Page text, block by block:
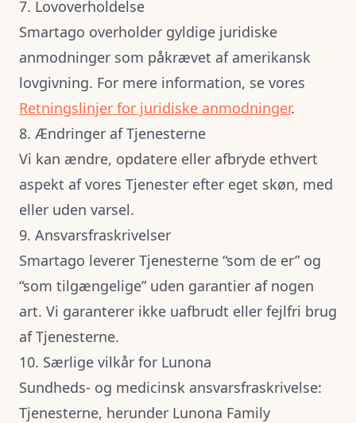
7. Lovoverholdelse
Smartago overholder gyldige juridiske
anmodninger som påkrævet af amerikansk
lovgivning. For mere information, se vores
Retningslinjer for juridiske anmodninger.
8. Ændringer af Tjenesterne
Vi kan ændre, opdatere eller afbryde ethvert
aspekt af vores Tjenester efter eget skøn, med
eller uden varsel.
9. Ansvarsfraskrivelser
Smartago leverer Tjenesterne “som de er” og
“som tilgængelige” uden garantier af nogen
art. Vi garanterer ikke uafbrudt eller fejlfri brug
af Tjenesterne.
10. Særlige vilkår for Lunona
Sundheds- og medicinsk ansvarsfraskrivelse:
Tjenesterne, herunder Lunona Family